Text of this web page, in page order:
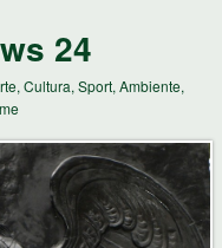
24
Cultura, Sport, Ambiente,